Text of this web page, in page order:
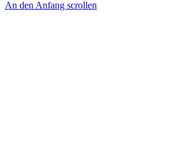
An den Anfang scrollen